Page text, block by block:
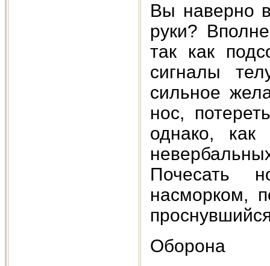
Вы наверно
руки?
так как
сигналы
сильное
нос,
однако, как
Почесать
насморком,
Оборона